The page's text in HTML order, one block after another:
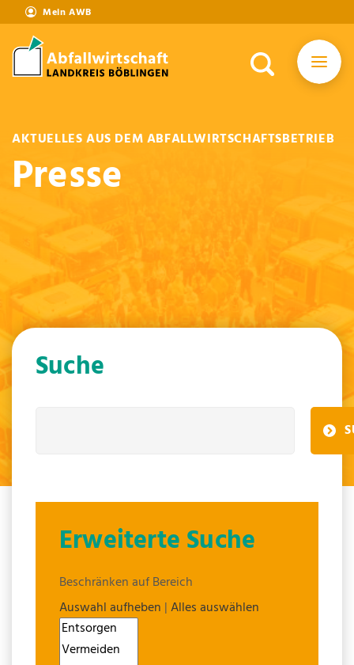
Mein AWB
AKTUELLES AUS DEM ABFALLWIRTSCHAFTSBETRIEB
Presse
Suche
Erweiterte Suche
Beschränken auf Bereich
Auswahl aufheben |Alles auswählen